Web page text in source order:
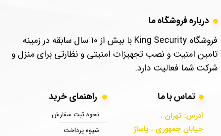
درباره فروشگاه ما
​فروشگاه King Security با بیش از 10 سال سابقه در زمینه
تامین امنیت و نصب تجهیزات امنیتی و نظارتی برای منزل و
شرکت شما فعالیت دارد.
​​​​​​​​​​​​​​​​​​راهنمای خرید
نحوه ثبت سفارش
شیوه پرداخت
تماس با ما
آدرس: تهران ،
خیابانجمهوری ، پاساژ